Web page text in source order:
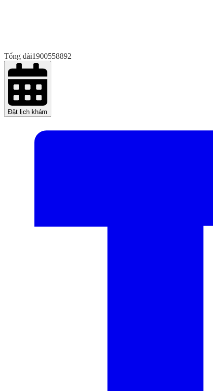
Tổng đài1900558892
Đặt lịch khám